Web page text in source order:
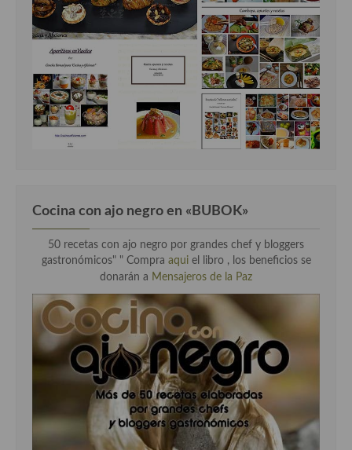
Cocina con ajo negro en «BUBOK»
50 recetas con ajo negro por grandes chef y bloggers
gastronómicos" " Compra aqui el libro , los beneficios se
donarán a Mensajeros de la Paz